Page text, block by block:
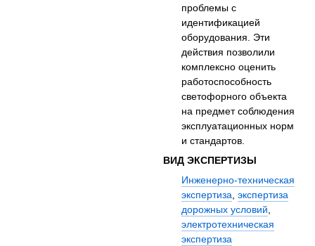
проблемы с
идентификацией
оборудования. Эти
действия позволили
комплексно оценить
работоспособность
светофорного объекта
на предмет соблюдения
эксплуатационных норм
и стандартов.
ВИД ЭКСПЕРТИЗЫ
Инженерно-техническая
экспертиза,экспертиза
дорожных условий,
электротехническая
экспертиза